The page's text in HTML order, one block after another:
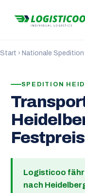
Start › Nationale Spedition
SPEDITION
Logisticoo
nach